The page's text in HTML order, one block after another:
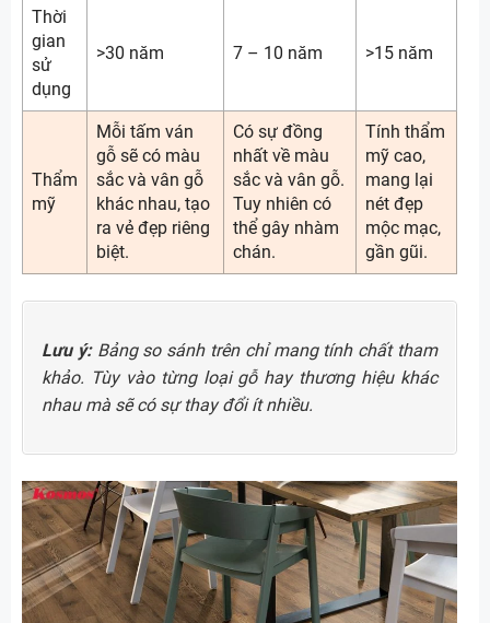
Thời
gian
sử
dụng
>30 năm 7 – 10 năm >15 năm
Thẩm
mỹ
Mỗi tấm ván
gỗ sẽ có màu
sắc và vân gỗ
khác nhau, tạo
ra vẻ đẹp riêng
biệt.
Có sự đồng
nhất về màu
sắc và vân gỗ.
Tuy nhiên có
thể gây nhàm
chán.
Tính thẩm
mỹ cao,
mang lại
nét đẹp
mộc mạc,
gần gũi.
Lưu ý:Bảng so sánh trên chỉ mang tính chất tham
khảo. Tùy vào từng loại gỗ hay thương hiệu khác
nhau mà sẽ có sự thay đổi ít nhiều.